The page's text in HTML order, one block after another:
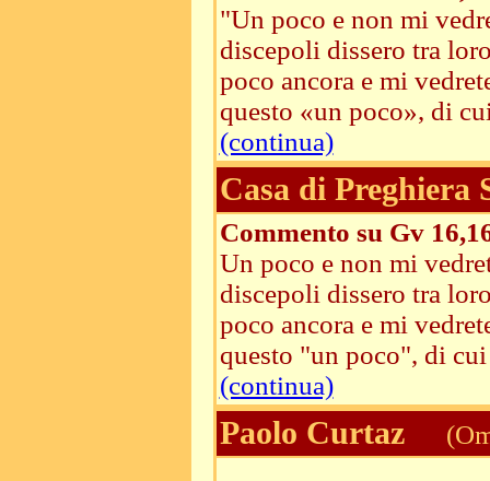
"Un poco e non mi
discepoli dissero tra
poco ancora e mi
questo «un poco», di
(continua)
Casa di Preghiera
Commento su Gv
Un poco e non mi
discepoli dissero tra
poco ancora e mi
questo "un poco", di
(continua)
Paolo Curtaz